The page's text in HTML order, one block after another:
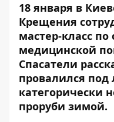
18 января в
Крещения
мастер-класс
медицинской
Спасатели
провалился под
категорически
проруби зимой.